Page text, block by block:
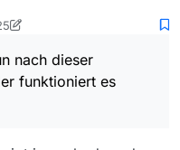
Sept. 2018, 12:25
nach dieser
funktioniert es